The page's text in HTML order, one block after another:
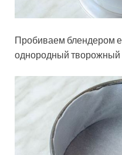
Пробиваем блендером
однородный творожный